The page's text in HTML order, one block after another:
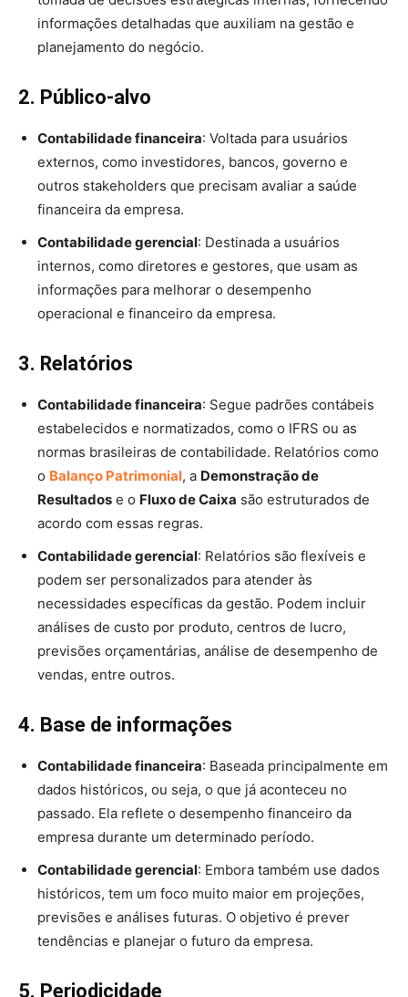
informações detalhadas que auxiliam na gestão e
planejamento do negócio.
2. Público-alvo
Contabilidade financeira: Voltada para usuários
externos, como investidores, bancos, governo e
outros stakeholders que precisam avaliar a saúde
financeira da empresa.
Contabilidade gerencial: Destinada a usuários
internos, como diretores e gestores, que usam as
informações para melhorar o desempenho
operacional e financeiro da empresa.
3. Relatórios
Contabilidade financeira: Segue padrões contábeis
estabelecidos e normatizados, como o IFRS ou as
normas brasileiras de contabilidade. Relatórios como
o Balanço Patrimonial, a Demonstração de
Resultados e o Fluxo de Caixa são estruturados de
acordo com essas regras.
Contabilidade gerencial: Relatórios são flexíveis e
podem ser personalizados para atender às
necessidades específicas da gestão. Podem incluir
análises de custo por produto, centros de lucro,
previsões orçamentárias, análise de desempenho de
vendas, entre outros.
4. Base de informações
Contabilidade financeira: Baseada principalmente em
dados históricos, ou seja, o que já aconteceu no
passado. Ela reflete o desempenho financeiro da
empresa durante um determinado período.
Contabilidade gerencial: Embora também use dados
históricos, tem um foco muito maior em projeções,
previsões e análises futuras. O objetivo é prever
tendências e planejar o futuro da empresa.
5. Periodicidade